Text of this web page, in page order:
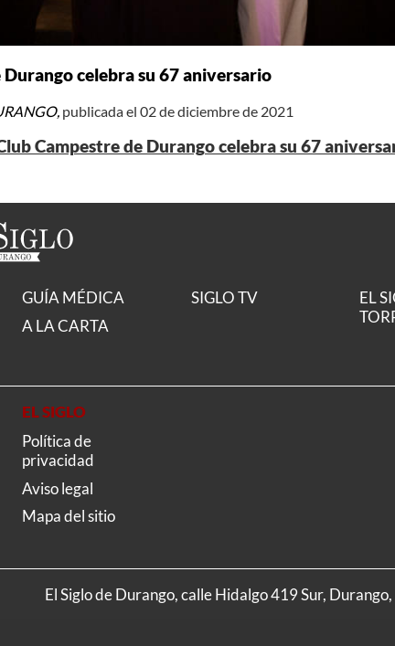
Durango celebra su 67 aniversario
publicada el 02 de diciembre de 2021
Campestre de Durango celebra su 67
GUÍA MÉDICA
A LA CARTA
SIGLO TV
EL
EL SIGLO
Política de
privacidad
Aviso legal
Mapa del sitio
El Siglo de Durango, calle Hidalgo 419 Sur,